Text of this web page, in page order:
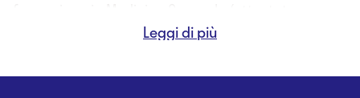
conseguito in data 18/12/2015)